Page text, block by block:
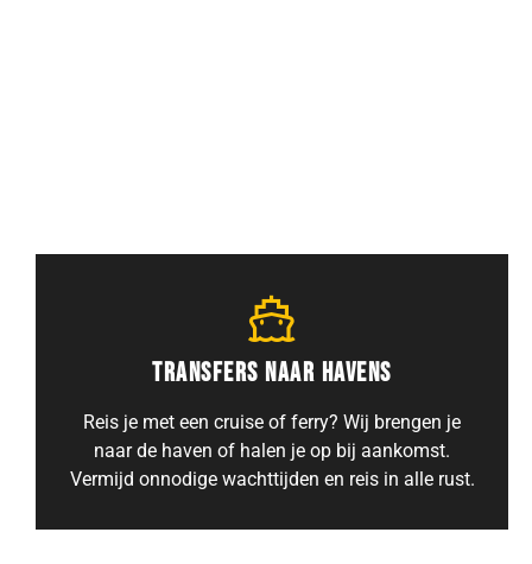
TRANSFERS NAAR HAVENS
Reis je met een cruise of ferry? Wij brengen je
naar de haven of halen je op bij aankomst.
Vermijd onnodige wachttijden en reis in alle rust.